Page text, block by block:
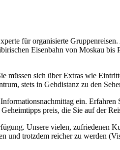
für organisierte
Eisenbahn von Moskau
sich über Extras wie
stets in Gehdistanz zu den
ein.
preis, die Sie auf der
Unsere vielen, zufriedenen
und trotzdem reicher zu werden